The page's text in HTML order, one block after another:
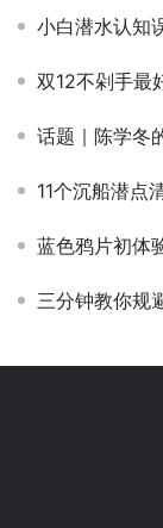
小白潜水认知
双12不剁手最
话题｜陈学冬的
11个沉船潜点
蓝色鸦片初体
三分钟教你规